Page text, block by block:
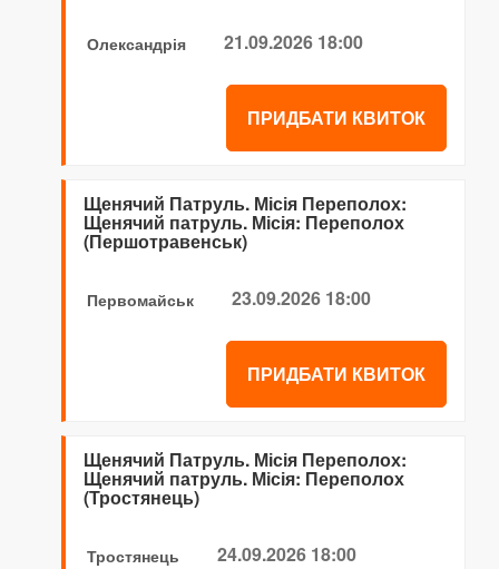
Олександрія 21.09.2026 18:00
ПРИДБАТИ КВИТОК
Щенячий Патруль. Місія Переполох:
Щенячий патруль. Місія: Переполох
(Першотравенськ)
Первомайськ 23.09.2026 18:00
ПРИДБАТИ КВИТОК
Щенячий Патруль. Місія Переполох:
Щенячий патруль. Місія: Переполох
(Тростянець)
Тростянець 24.09.2026 18:00